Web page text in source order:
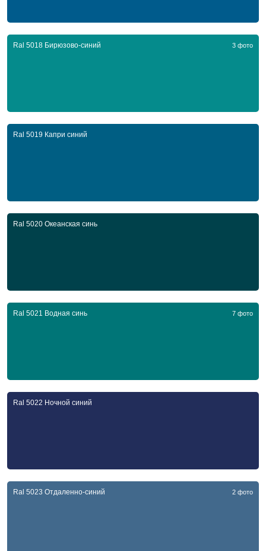
Ral 5018 Бирюзово-синий 3 фото
Ral 5019 Капри синий
Ral 5020 Океанская синь
Ral 5021 Водная синь 7 фото
Ral 5022 Ночной синий
Ral 5023 Отдаленно-синий 2 фото